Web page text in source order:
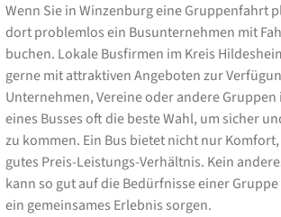
Wenn Sie in Winzenburg eine Gruppenfahrt
dort problemlos ein Busunternehmen mit
buchen. Lokale Busfirmen im Kreis
gerne mit attraktiven Angeboten zur
Unternehmen, Vereine oder andere
eines Busses oft die beste Wahl, um sicher
zu kommen. Ein Bus bietet nicht nur
gutes Preis-Leistungs-Verhältnis. Kein
kann so gut auf die Bedürfnisse einer
ein gemeinsames Erlebnis sorgen.